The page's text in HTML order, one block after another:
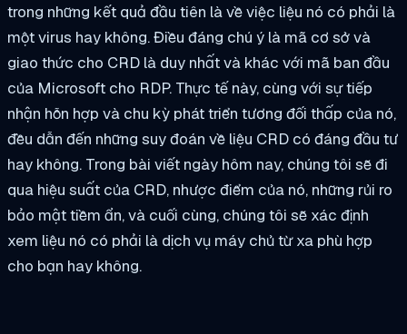
trong những kết quả đầu tiên là về việc liệu nó có phải là
một virus hay không. Điều đáng chú ý là mã cơ sở và
giao thức cho CRD là duy nhất và khác với mã ban đầu
của Microsoft cho RDP. Thực tế này, cùng với sự tiếp
nhận hỗn hợp và chu kỳ phát triển tương đối thấp của nó,
đều dẫn đến những suy đoán về liệu CRD có đáng đầu tư
hay không. Trong bài viết ngày hôm nay, chúng tôi sẽ đi
qua hiệu suất của CRD, nhược điểm của nó, những rủi ro
bảo mật tiềm ẩn, và cuối cùng, chúng tôi sẽ xác định
xem liệu nó có phải là dịch vụ máy chủ từ xa phù hợp
cho bạn hay không.